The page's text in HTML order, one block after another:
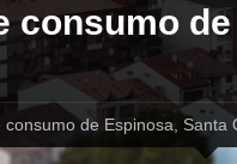
consumo
de Espinosa, Santa